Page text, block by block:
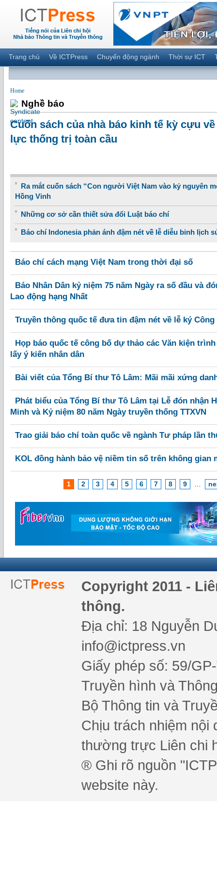
Trang chủ Về ICTPress Chuyển động ngành Thời sự ICT
Home
Nghề báo
Cuốn sách của nhà báo kinh tế kỳ cựu
lực thống trị toàn cầu
Ra mắt cuốn sách “Con người Việt Nam vào kỷ nguyên
Hồng Vinh
Những cơ sở cần thiết sửa đổi Luật báo chí
Báo chí Indonesia phản ánh đậm nét về lễ diễu binh lịch
Báo chí cách mạng Việt Nam trong thời đại số
Báo Nhân Dân kỷ niệm 75 năm Ngày ra số đầu và
Lao động hạng Nhất
Truyền thông quốc tế đưa tin đậm nét về lễ ký
Họp báo quốc tế công bố dự thảo các Văn kiện
lấy ý kiến nhân dân
Bài viết của Tổng Bí thư Tô Lâm: Mãi mãi xứng
Phát biểu của Tổng Bí thư Tô Lâm tại Lễ đón nhận
Minh và Kỷ niệm 80 năm Ngày truyền thống TTXVN
Trao giải báo chí toàn quốc về ngành Tư pháp lần
KOL đồng hành bảo vệ niềm tin số trên không gian
1 2 3 4 5 6 7 8 9
Copyright 2011 -
thông.
Địa chỉ: 18 Nguyễn
info@ictpress.vn
Giấy phép số: 59/
Truyền hình và
Bộ Thông tin và
Chịu trách nhiệm nội
thường trực Liên chi
® Ghi rõ nguồn
website này.